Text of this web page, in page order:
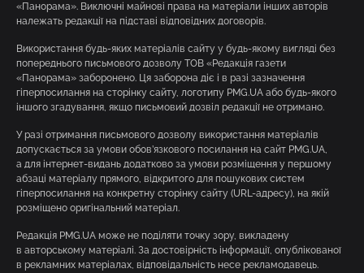
«Панорама». Виключні майнові права на матеріали інших авторів
належать редакції на підставі відповідних договорів.
Використання будь-яких матеріалів сайту у будь-якому вигляді без
попереднього письмового дозволу ТОВ «Редакція газети
«Панорама» заборонено. Ця заборона діє і в разі зазначення
гіперпосилання на сторінку сайту, логотипу PMG.UA або будь-якого
іншого згадування, якщо письмовий дозвіл редакції не отримано.
У разі отримання письмового дозволу використання матеріалів
допускається за умови обов’язкового посилання на сайт PMG.UA,
а для інтернет-видань додатково за умови розміщення у першому
абзаці матеріалу прямого, відкритого для пошукових систем
гіперпосилання на конкретну сторінку сайту (URL-адресу), на якій
розміщено оригінальний матеріал.
Редакція PMG.UA може не поділяти точку зору, викладену
в авторському матеріалі. За достовірність інформації, опублікованої
в рекламних матеріалах, відповідальність несе рекламодавець.